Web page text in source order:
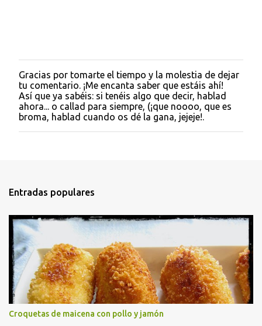
P
u
b
l
i
c
o
e
n
t
a
r
i
o
Gracias por tomarte el tiempo y la molestia de dejar
tu comentario. ¡Me encanta saber que estáis ahí!
Así que ya sabéis: si tenéis algo que decir, hablad
ahora... o callad para siempre, (¡que noooo, que es
broma, hablad cuando os dé la gana, jejeje!.
Entradas populares
Croquetas de maicena con pollo y jamón